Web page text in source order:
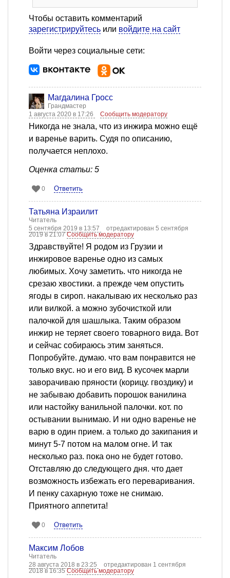
Чтобы оставить комментарий
зарегистрируйтесь или войдите на сайт
Войти через социальные сети:
Магдалина Гросс
Грандмастер
1 августа 2020 в 17:26
Сообщить модератору
Никогда не знала, что из инжира можно ещё
и варенье варить. Судя по описанию,
получается неплохо.
Оценка статьи: 5
0 Ответить
Татьяна Израилит
Читатель
5 сентября 2019 в 13:57
отредактирован 5 сентября
2019 в 21:07Сообщить модератору
Здравствуйте! Я родом из Грузии и
инжировое варенье одно из самых
любимых. Хочу заметить. что никогда не
срезаю хвостики. а прежде чем опустить
ягоды в сироп. накалываю их несколько раз
или вилкой. а можно зубочисткой или
палочкой для шашлыка. Таким образом
инжир не теряет своего товарного вида. Вот
и сейчас собираюсь этим заняться.
Попробуйте. думаю. что вам понравится не
только вкус. но и его вид. В кусочек марли
заворачиваю пряности (корицу. гвоздику) и
не забываю добавить порошок ванилина
или настойку ванильной палочки. кот. по
остывании вынимаю. И ни одно варенье не
варю в один прием. а только до закипания и
минут 5-7 потом на малом огне. И так
несколько раз. пока оно не будет готово.
Отставляю до следующего дня. что дает
возможность избежать его переваривания.
И пенку сахарную тоже не снимаю.
Приятного аппетита!
0 Ответить
Максим Лобов
Читатель
28 августа 2018 в 23:25
отредактирован 1 сентября
2018 в 16:35Сообщить модератору